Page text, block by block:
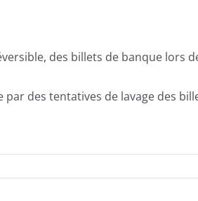
des billets de banque lors
des tentatives de lavage des